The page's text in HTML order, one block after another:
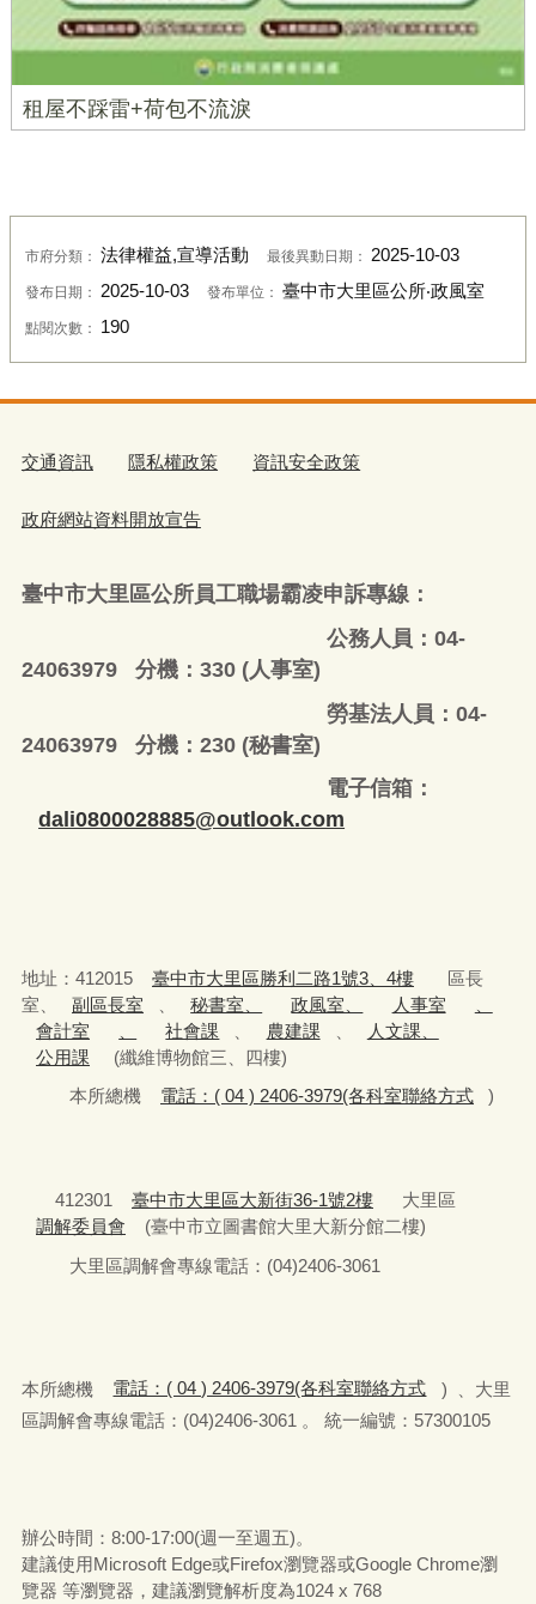
租屋不踩雷+荷包不流淚
市府分類： 法律權益,宣導活動 最後異動日期： 2025-10-03
發布日期： 2025-10-03 發布單位： 臺中市大里區公所‧政風室
點閱次數： 190
交通資訊 隱私權政策 資訊安全政策
政府網站資料開放宣告
臺中市大里區公所員工職場霸凌申訴專線：
公務人員：04-
24063979 分機：330 (人事室)
勞基法人員：04-
24063979 分機：230 (秘書室)
電子信箱：
dali0800028885@outlook.com
地址：412015 臺中市大里區勝利二路1號3、4樓
區長
室、
副區長室 秘書室、 政風室、 人事室
會計室
社會課 農建課
人文課、
公用課
(纖維博物館三、四樓)
本所總機
電話：( 04 ) 2406-3979(各科室聯絡方式 )
412301 臺中市大里區大新街36-1號2樓
大里區
調解委員會
(臺中市立圖書館大里大新分館二樓)
大里區調解會專線電話：(04)2406-3061
本所總機 電話：( 04 ) 2406-3979(各科室聯絡方式
) 、大里
區調解會專線電話：(04)2406-3061 。 統一編號：57300105
辦公時間：8:00-17:00(週一至週五)。
建議使用Microsoft Edge或Firefox瀏覽器或Google Chrome瀏
覽器 等瀏覽器，建議瀏覽解析度為1024 x 768